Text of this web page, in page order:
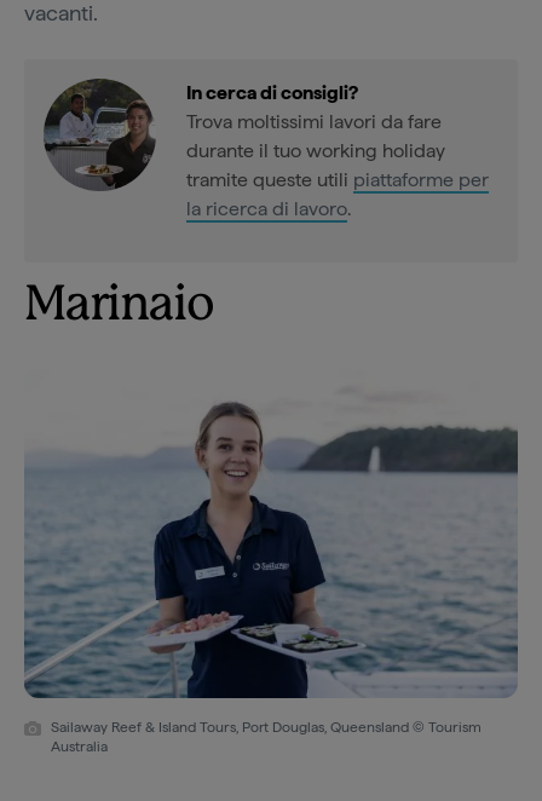
vacanti.
In cerca di consigli?
Trova moltissimi lavori da fare
durante il tuo working holiday
tramite queste utili piattaforme per
la ricerca di lavoro.
Marinaio
Sailaway Reef & Island Tours, Port Douglas, Queensland © Tourism
Australia